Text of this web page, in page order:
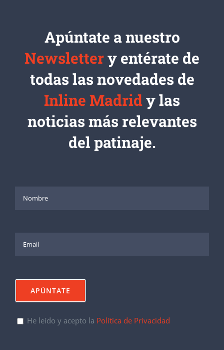
Apúntate a nuestro
Newslettery entérate de
todas las novedades de
Inline Madridy las
noticias más relevantes
del patinaje.
He leído y acepto la Política de Privacidad